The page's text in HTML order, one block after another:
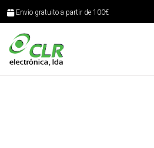
Envio gratuito a partir de 100€